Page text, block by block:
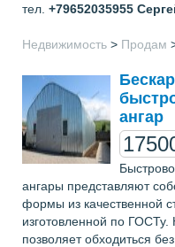
тел. +79652035955
Недвижимость > Продам
ангар
ангары представляют
формы из качественной
изготовленной по ГОСТу.
позволяет обходиться